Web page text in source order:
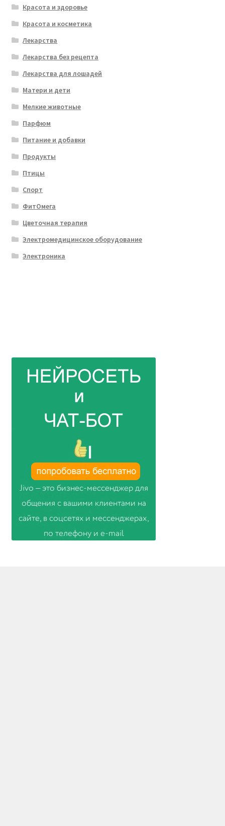
Красота и здоровье
Красота и косметика
Лекарства
Лекарства без рецепта
Лекарства для лошадей
Матери и дети
Мелкие животные
Парфюм
Питание и добавки
Продукты
Птицы
Спорт
ФитОмега
Цветочная терапия
Электромедицинское оборудование
Электроника